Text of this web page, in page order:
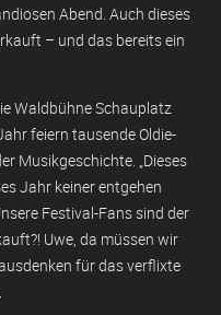
Abend. Auch dieses
– und das bereits ein
Waldbühne Schauplatz
feiern tausende Oldie-
Musikgeschichte. „Dieses
Jahr keiner entgehen
Festival-Fans sind der
Uwe, da müssen wir
für das verflixte